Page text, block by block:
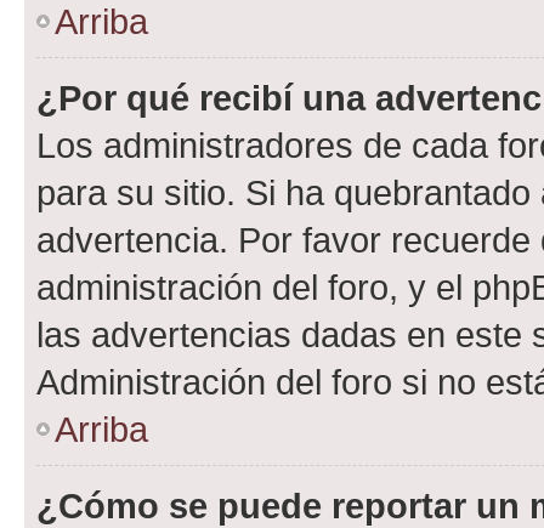
Arriba
¿Por qué recibí una
Los administradores de cada
para su sitio. Si ha
advertencia. Por favor
administración del foro, y el
las advertencias dadas en este
Administración del foro si no
Arriba
¿Cómo se puede reportar un